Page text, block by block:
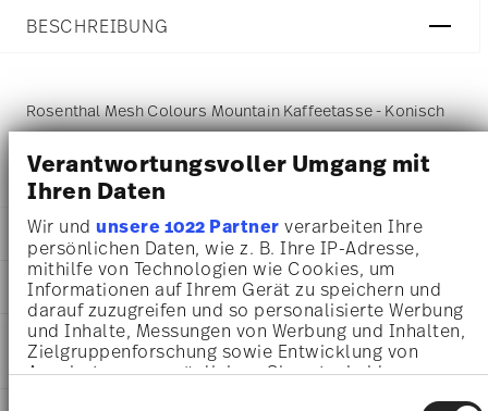
Verantwortungsvoller Umgang mit
Ihren Daten
Wir undunsere 1022 Partner verarbeiten Ihre
persönlichen Daten, wie z. B. Ihre IP-Adresse,
mithilfe von Technologien wie Cookies, um
Informationen auf Ihrem Gerät zu speichern und
darauf zuzugreifen und so personalisierte Werbung
und Inhalte, Messungen von Werbung und Inhalten,
Zielgruppenforschung sowie Entwicklung von
Angeboten zu ermöglichen. Sie entscheiden
BESCHREIBUNG
Rosenthal Mesh Colours Mountain Kaffeetasse - Konisch
DETAILS
Rosenthal
Mesh
Colours Mountain
Porzellan
Color Mountain
MAßE
7,40 cm
10,30 cm
8,00 cm
PFLEGE- UND
SICHERHEITSINFORMATIONEN